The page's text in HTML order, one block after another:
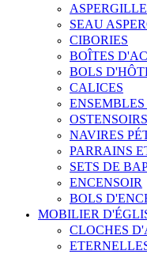
ASPERGILLE
SEAU
CIBORIES
BOÎTES
BOLS
CALICES
OSTENSOIRS
NAVIRES
PARRAINS
SETS DE
ENCENSOIR
BOLS
MOBILIER
CLOCHES